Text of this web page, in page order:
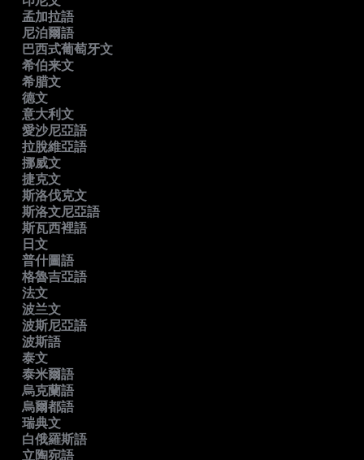
孟加拉語
尼泊爾語
巴西式葡萄牙文
希伯来文
希腊文
德文
意大利文
愛沙尼亞語
拉脫維亞語
挪威文
捷克文
斯洛伐克文
斯洛文尼亞語
斯瓦西裡語
日文
普什圖語
格魯吉亞語
法文
波兰文
波斯尼亞語
波斯語
泰文
泰米爾語
烏克蘭語
烏爾都語
瑞典文
白俄羅斯語
立陶宛語